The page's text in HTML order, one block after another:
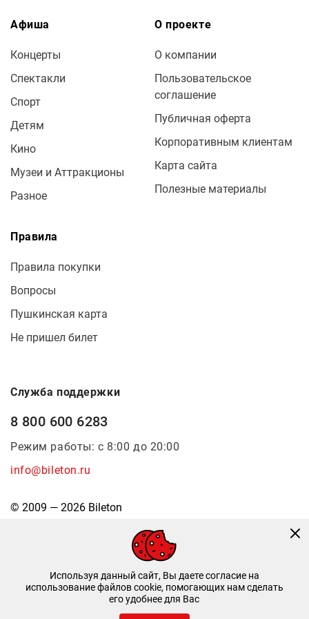
Афиша
Концерты
Спектакли
Спорт
Детям
Кино
Музеи и Аттракционы
Разное
О проекте
О компании
Пользовательское
соглашение
Публичная оферта
Корпоративным клиентам
Карта сайта
Полезные материалы
Правила
Правила покупки
Вопросы
Пушкинская карта
Не пришел билет
Служба поддержки
8 800 600 6283
Режим работы: с 8:00 до 20:00
info@bileton.ru
© 2009 — 2026 Bileton
Используя данный сайт, Вы даете согласие на
использование файлов cookie, помогающих нам сделать
его удобнее для Вас